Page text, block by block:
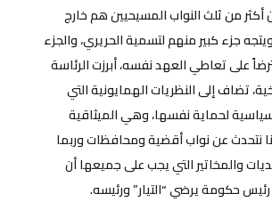
أكثر من ثلث النواب المسيحيين هم خارج
ويتجه جزء كبير منهم لتسمية الحريري، والجزء
على تعاطي العهد نفسه، أبرزت الرئاسة
تضاف إلى النظريات الهمايونية التي
لحماية نفسها، وهي الميثاقية
نتحدث عن نواب أقضية ومحافظات وربما
والمخاتير التي يجب على جميعها أن
حكومة يرضي “التيار” ورئيسه.